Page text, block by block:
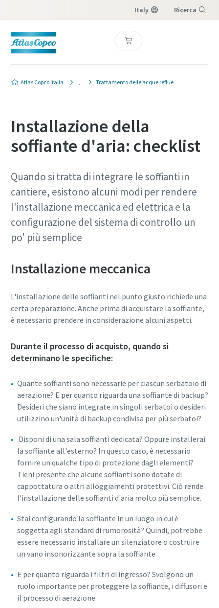
Italy Ricerca
Atlas Copco Italia Trattamento delle acque reflue
Installazione della
soffiante d'aria: checklist
Quando si tratta di integrare le soffianti in
cantiere, esistono alcuni modi per rendere
l'installazione meccanica ed elettrica e la
configurazione del sistema di controllo un
po' più semplice
Installazione meccanica
L'installazione delle soffianti nel punto giusto richiede una
certa preparazione. Anche prima di acquistare la soffiante,
è necessario prendere in considerazione alcuni aspetti.
Durante il processo di acquisto, quando si
determinano le specifiche:
Quante soffianti sono necessarie per ciascun serbatoio di
aerazione? E per quanto riguarda una soffiante di backup?
Desideri che siano integrate in singoli serbatoi o desideri
utilizzino un'unità di backup condivisa per più serbatoi?
Disponi di una sala soffianti dedicata? Oppure installerai
la soffiante all'esterno? In questo caso, è necessario
fornire un qualche tipo di protezione dagli elementi?
Tieni presente che alcune soffianti sono dotate di
cappottatura o altri alloggiamenti protettivi. Ciò rende
l'installazione delle soffianti d'aria molto più semplice.
Stai configurando la soffiante in un luogo in cui è
soggetta agli standard di rumorosità? Quindi, potrebbe
essere necessario installare un silenziatore o costruire
un vano insonorizzante sopra la soffiante.
E per quanto riguarda i filtri di ingresso? Svolgono un
ruolo importante per proteggere la soffiante, i diffusori e
il processo di aerazione